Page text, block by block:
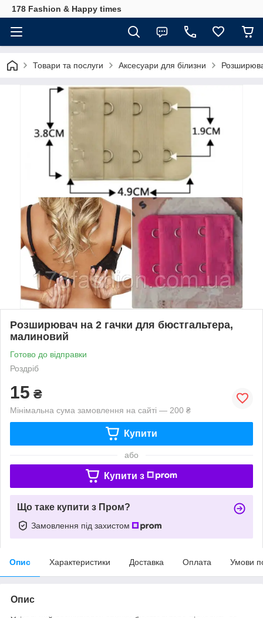
178 Fashion & Happy times
Товари та послуги Аксесуари для білизни
Розширювач на 2 гачки для бюстгальтера,
малиновий
Готово до відправки
Роздріб
15 ₴
Мінімальна сума замовлення на сайті — 200 ₴
Купити
або
Купити з
Що таке купити з Пром?
Замовлення під захистом
Опис Характеристики Доставка Оплата Умови
Опис